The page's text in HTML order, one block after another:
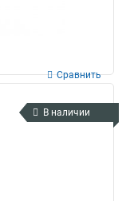
Сравнить
В наличии